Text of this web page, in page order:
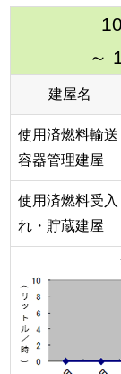
～
建屋名
使用済燃料輸送
容器管理建屋
使用済燃料受入
れ・貯蔵建屋